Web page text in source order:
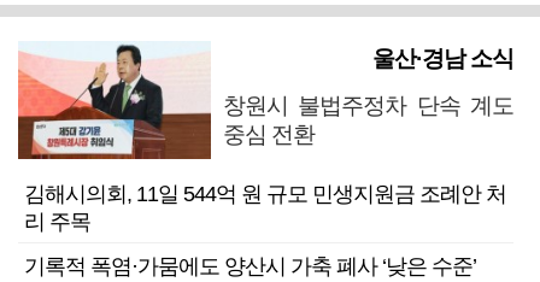
울산·경남 소식
창원시 불법주정차 단속 계도
중심 전환
김해시의회, 11일 544억 원 규모 민생지원금 조례안 처
리 주목
기록적 폭염·가뭄에도 양산시 가축 폐사 ‘낮은 수준’